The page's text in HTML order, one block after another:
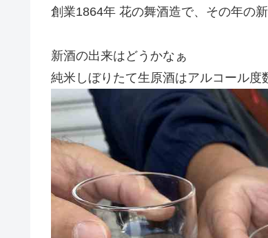
創業1864年 花の舞酒造で、その年の
新酒の出来はどうかなぁ
純米しぼりたて生原酒はアルコール度